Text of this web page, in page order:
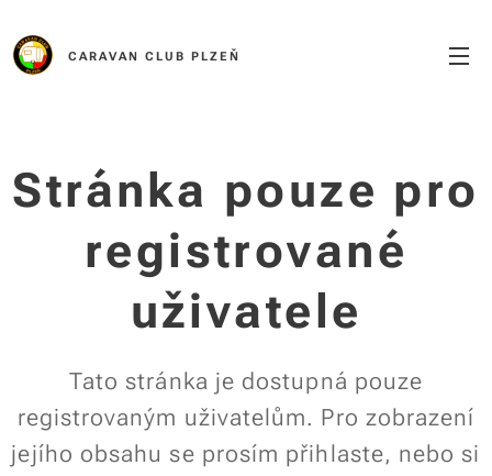
CARAVAN CLUB PLZEŇ
Stránka pouze pro
registrované
uživatele
Tato stránka je dostupná pouze
registrovaným uživatelům. Pro zobrazení
jejího obsahu se prosím přihlaste, nebo si